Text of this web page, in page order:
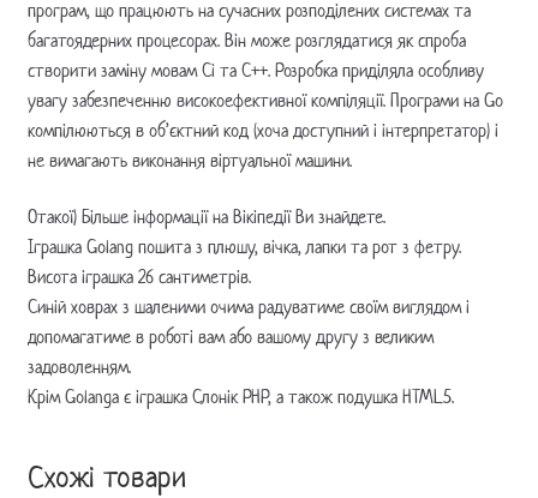
програм, що працюють на сучасних розподілених системах та
багатоядерних процесорах. Він може розглядатися як спроба
створити заміну мовам Сі та C++. Розробка приділяла особливу
увагу забезпеченню високоефективної компіляції. Програми на Go
компілюються в об’єктний код (хоча доступний і інтерпретатор) і
не вимагають виконання віртуальної машини.
Отакої) Більше інформації на Вікіпедії Ви знайдете.
Іграшка Golang пошита з плюшу, вічка, лапки та рот з фетру.
Висота іграшка 26 сантиметрів.
Синій ховрах з шаленими очима радуватиме своїм виглядом і
допомагатиме в роботі вам або вашому другу з великим
задоволенням.
Крім Golanga є іграшка Слонік PHP, а також подушка HTML5.
Схожі товари